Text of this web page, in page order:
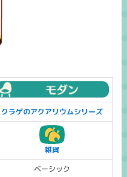
クラゲのアクアリウムシリーズ
雑貨
ベーシック